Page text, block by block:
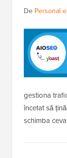
De Personal
gestiona
încetat să
schimba